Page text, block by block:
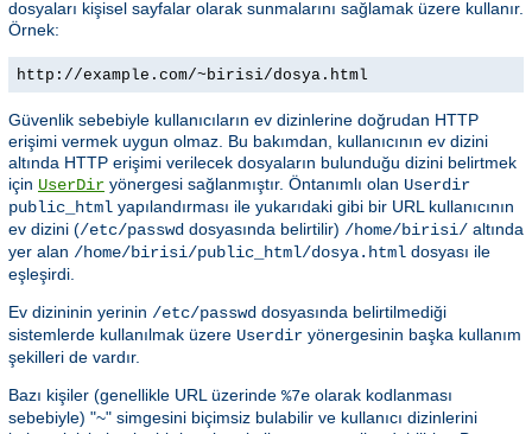
dosyaları kişisel sayfalar olarak sunmalarını sağlamak üzere kullanır.
Örnek:
http://example.com/~birisi/dosya.html
Güvenlik sebebiyle kullanıcıların ev dizinlerine doğrudan HTTP
erişimi vermek uygun olmaz. Bu bakımdan, kullanıcının ev dizini
altında HTTP erişimi verilecek dosyaların bulunduğu dizini belirtmek
için UserDir yönergesi sağlanmıştır. Öntanımlı olan Userdir
public_html yapılandırması ile yukarıdaki gibi bir URL kullanıcının
ev dizini (/etc/passwd dosyasında belirtilir) /home/birisi/ altında
yer alan /home/birisi/public_html/dosya.html dosyası ile
eşleşirdi.
Ev dizininin yerinin /etc/passwd dosyasında belirtilmediği
sistemlerde kullanılmak üzere Userdir yönergesinin başka kullanım
şekilleri de vardır.
Bazı kişiler (genellikle URL üzerinde %7e olarak kodlanması
sebebiyle) "~" simgesini biçimsiz bulabilir ve kullanıcı dizinlerini